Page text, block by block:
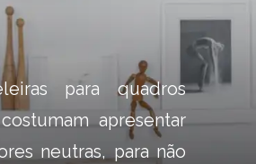
para quadros
apresentar
neutras, para não